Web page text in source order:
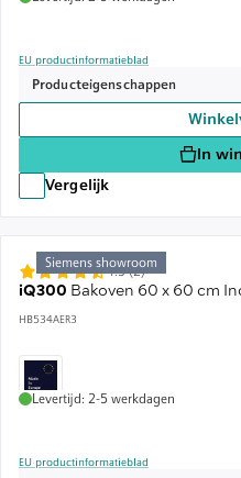
EU productinformatieblad
Producteigenschappen
In
Vergelijk
iQ300 Bakoven 60 x 60 cm
HB534AER3
4.5 (2)
Siemens showroom
Levertijd: 2-5 werkdagen
EU productinformatieblad